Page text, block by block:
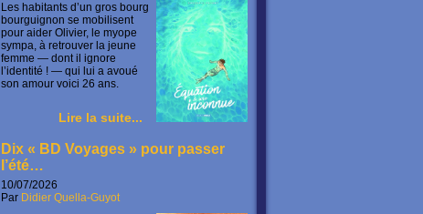
Les habitants d’un gros bourg
bourguignon se mobilisent
pour aider Olivier, le myope
sympa, à retrouver la jeune
femme — dont il ignore
l’identité ! — qui lui a avoué
son amour voici 26 ans.
Lire la suite...
Dix « BD Voyages » pour passer
l’été…
10/07/2026
Par Didier Quella-Guyot